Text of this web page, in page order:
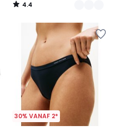
4.4
/
30% VANAF 2*